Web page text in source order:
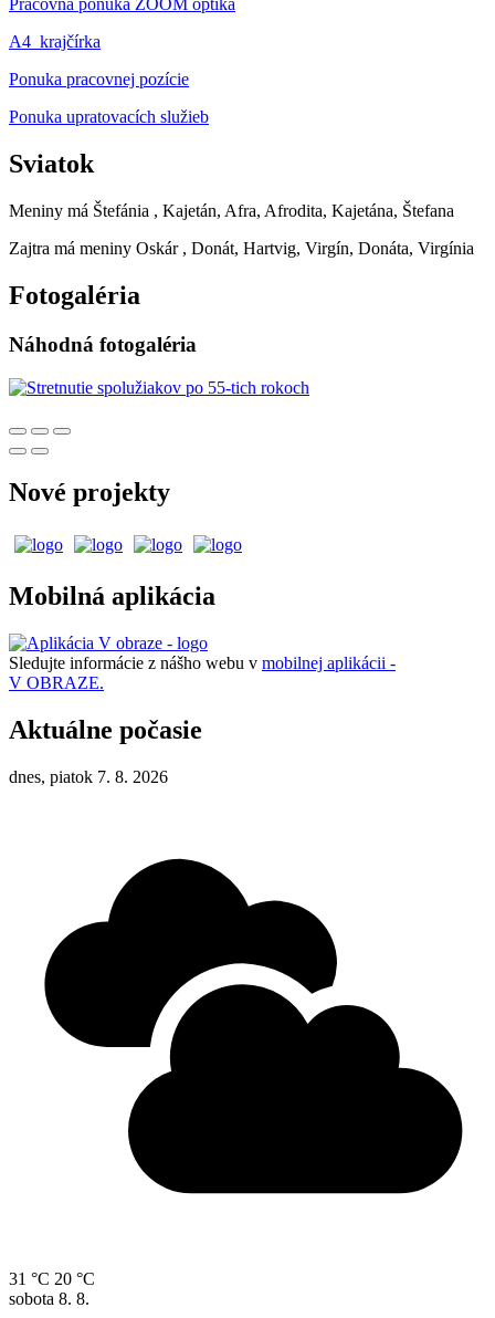
Pracovná ponuka ZOOM optika
A4_krajčírka
Ponuka pracovnej pozície
Ponuka upratovacích služieb
Sviatok
Meniny má Štefánia , Kajetán, Afra, Afrodita, Kajetána, Štefana
Zajtra má meniny Oskár , Donát, Hartvig, Virgín, Donáta, Virgínia
Fotogaléria
Náhodná fotogaléria
Nové projekty
Mobilná aplikácia
Sledujte informácie z nášho webu v mobilnej aplikácii -
V OBRAZE.
Aktuálne počasie
dnes, piatok 7. 8. 2026
31 °C 20 °C
sobota 8. 8.